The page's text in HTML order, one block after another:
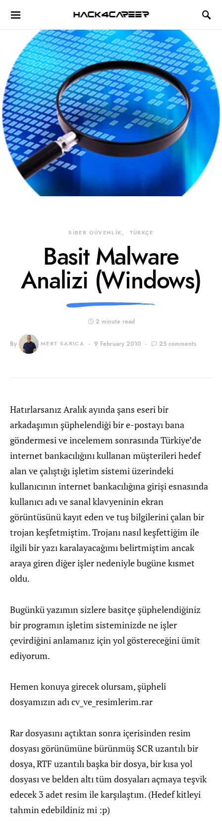
Hack4Career
SİBER GÜVENLİK TÜRKÇE
Basit Malware
Analizi (Windows)
2 minute read
By MERT SARICA 9 February 2010 25 comments
Hatırlarsanız Aralık ayında şans eseri bir
arkadaşımın şüphelendiği bir e-postayı bana
göndermesi ve incelemem sonrasında Türkiye’de
internet bankacılığını kullanan müşterileri hedef
alan ve çalıştığı işletim sistemi üzerindeki
kullanıcının internet bankacılığına girişi esnasında
kullanıcı adı ve sanal klavyeninin ekran
görüntüsünü kayıt eden ve tuş bilgilerini çalan bir
trojan keşfetmiştim. Trojanı nasıl keşfettiğim ile
ilgili bir yazı karalayacağımı belirtmiştim ancak
araya giren diğer işler nedeniyle bugüne kısmet
oldu.
Bugünkü yazımın sizlere basitçe şüphelendiğiniz
bir programın işletim sisteminizde ne işler
çevirdiğini anlamanız için yol göstereceğini ümit
ediyorum.
Hemen konuya girecek olursam, şüpheli
dosyamızın adı cv_ve_resimlerim.rar
Rar dosyasını açtıktan sonra içerisinden resim
dosyası görünümüne bürünmüş SCR uzantılı bir
dosya, RTF uzantılı başka bir dosya, bir kısa yol
dosyası ve belden altı tüm dosyaları açmaya teşvik
edecek 3 adet resim ile karşılaştım. (Hedef kitleyi
tahmin edebildiniz mi :p)